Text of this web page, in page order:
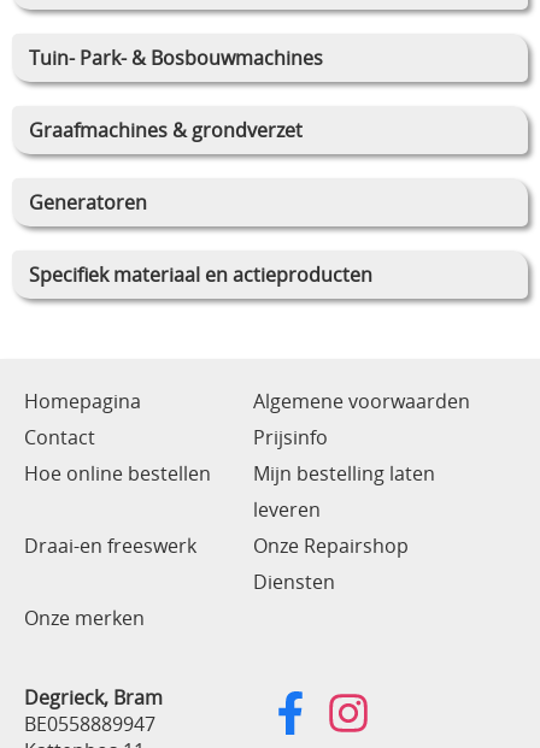
Tuin- Park- & Bosbouwmachines
Graafmachines & grondverzet
Generatoren
Specifiek materiaal en actieproducten
Homepagina
Algemene voorwaarden
Contact
Prijsinfo
Hoe online bestellen
Mijn bestelling laten
leveren
Draai-en freeswerk
Onze Repairshop
Diensten
Onze merken
Degrieck, Bram
BE0558889947